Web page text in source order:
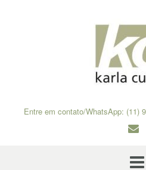
Entre em contato/WhatsApp: (11)